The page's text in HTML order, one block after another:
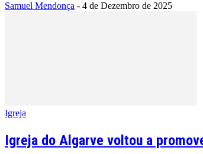
Samuel Mendonça - 4 de Dezembro de 2025
Igreja
Igreja do Algarve voltou a